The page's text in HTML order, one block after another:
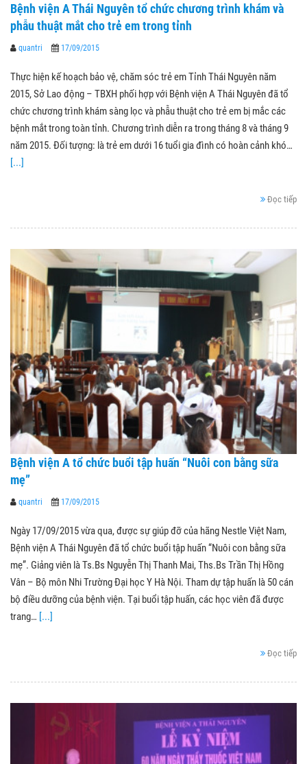
Bệnh viện A Thái Nguyên tổ chức chương trình khám và
phẫu thuật mắt cho trẻ em trong tỉnh
quantri 17/09/2015
Thực hiện kế hoạch bảo vệ, chăm sóc trẻ em Tỉnh Thái Nguyên năm
2015, Sở Lao động – TBXH phối hợp với Bệnh viện A Thái Nguyên đã tổ
chức chương trình khám sàng lọc và phẫu thuật cho trẻ em bị mắc các
bệnh mắt trong toàn tỉnh. Chương trình diễn ra trong tháng 8 và tháng 9
năm 2015. Đối tượng: là trẻ em dưới 16 tuổi gia đình có hoàn cảnh khó…
[...]
Đọc tiếp
Bệnh viện A tổ chức buổi tập huấn “Nuôi con bằng sữa
mẹ”
quantri 17/09/2015
Ngày 17/09/2015 vừa qua, được sự giúp đỡ của hãng Nestle Việt Nam,
Bệnh viện A Thái Nguyên đã tổ chức buổi tập huấn “Nuôi con bằng sữa
mẹ”. Giảng viên là Ts.Bs Nguyễn Thị Thanh Mai, Ths.Bs Trần Thị Hồng
Vân – Bộ môn Nhi Trường Đại học Y Hà Nội. Tham dự tập huấn là 50 cán
bộ điều dưỡng của bệnh viện. Tại buổi tập huấn, các học viên đã được
trang… [...]
Đọc tiếp